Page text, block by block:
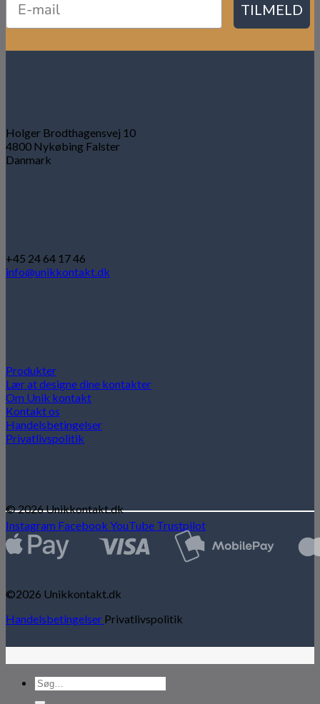
TILMELD
Holger Brodthagensvej 10
4800 Nykøbing Falster
Danmark
+45 24 64 17 46
info@unikkontakt.dk
Produkter
Lær at designe dine kontakter
Om Unik kontakt
Kontakt os
Handelsbetingelser
Privatlivspolitik
Instagram Facebook YouTube Trustpilot
© 2026 Unikkontakt.dk
©2026 Unikkontakt.dk
Handelsbetingelser Privatlivspolitik
Søg
efter: